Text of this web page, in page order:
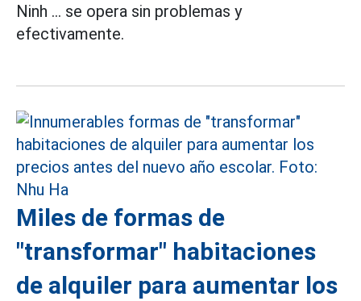
Ninh ... se opera sin problemas y
efectivamente.
Miles de formas de
"transformar" habitaciones
de alquiler para aumentar los